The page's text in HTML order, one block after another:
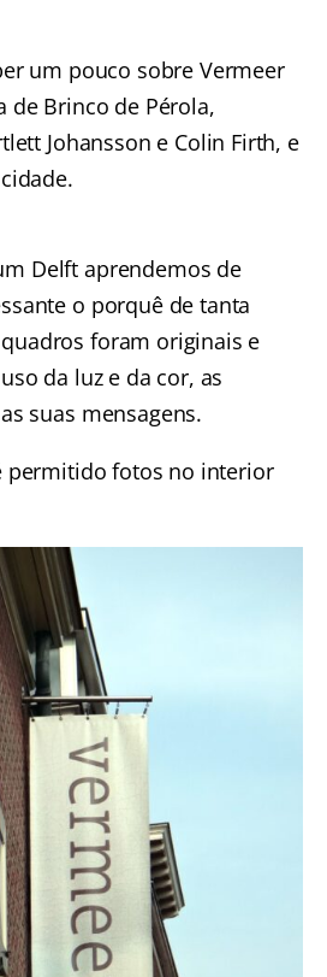
um pouco sobre Vermeer
de Brinco de Pérola,
Johansson e Colin Firth, e
Delft aprendemos de
o porquê de tanta
foram originais e
da luz e da cor, as
suas mensagens.
permitido fotos no interior